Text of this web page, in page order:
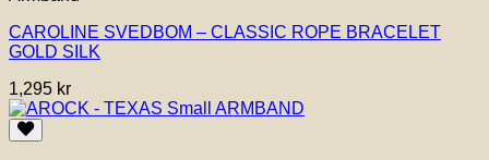
CAROLINE SVEDBOM – CLASSIC ROPE BRACELET
GOLD SILK
1,295 kr